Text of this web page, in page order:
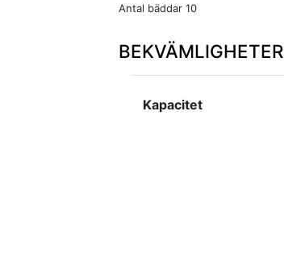
Antal bäddar 10
BEKVÄMLIGHETER
Kapacitet